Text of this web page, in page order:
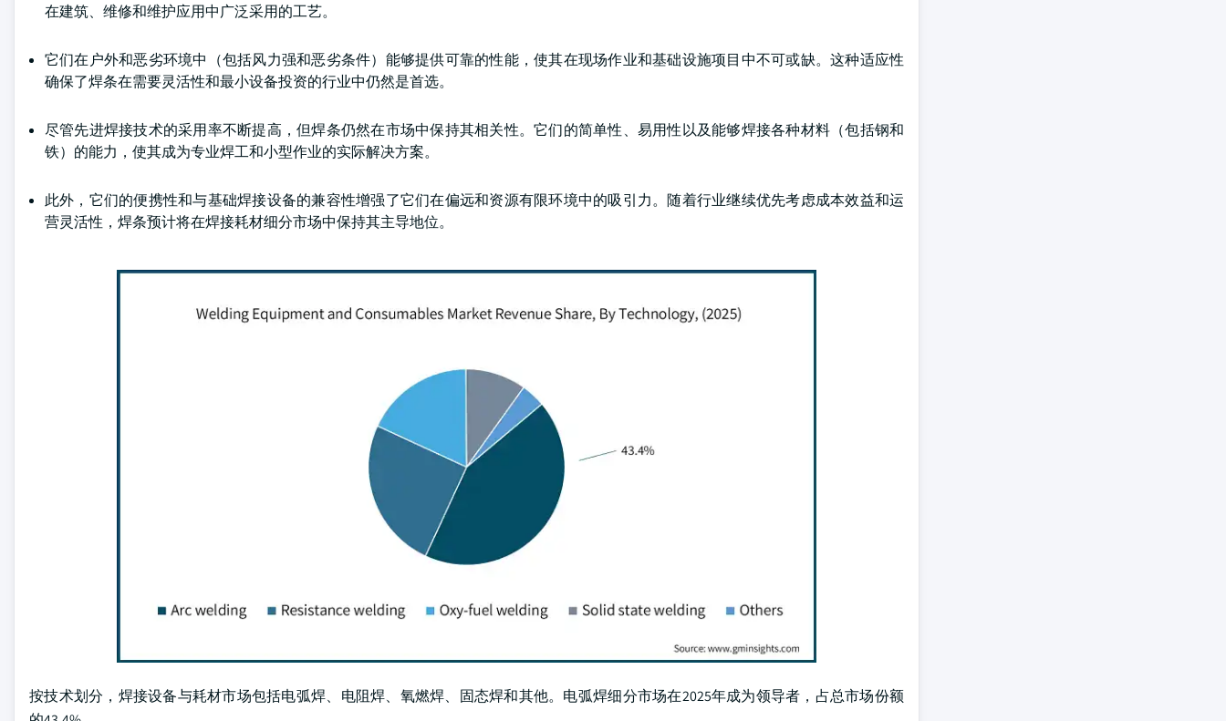
在建筑、维修和维护应用中广泛采用的工艺。
它们在户外和恶劣环境中（包括风力强和恶劣条件）能够提供可靠的性能，使其在现场作业和基础设施项目中不可或缺。这种适应性
确保了焊条在需要灵活性和最小设备投资的行业中仍然是首选。
尽管先进焊接技术的采用率不断提高，但焊条仍然在市场中保持其相关性。它们的简单性、易用性以及能够焊接各种材料（包括钢和
铁）的能力，使其成为专业焊工和小型作业的实际解决方案。
此外，它们的便携性和与基础焊接设备的兼容性增强了它们在偏远和资源有限环境中的吸引力。随着行业继续优先考虑成本效益和运
营灵活性，焊条预计将在焊接耗材细分市场中保持其主导地位。
按技术划分，焊接设备与耗材市场包括电弧焊、电阻焊、氧燃焊、固态焊和其他。电弧焊细分市场在2025年成为领导者，占总市场份额